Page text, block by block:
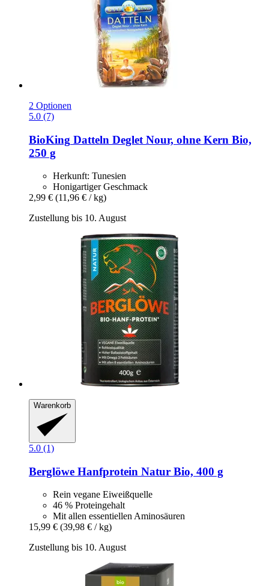
2 Optionen
5.0 (7)
BioKing Datteln Deglet Nour, ohne Kern Bio,
250 g
Herkunft: Tunesien
Honigartiger Geschmack
2,99 € (11,96 € / kg)
Zustellung bis 10. August
Warenkorb
5.0 (1)
Berglöwe Hanfprotein Natur Bio, 400 g
Rein vegane Eiweißquelle
46 % Proteingehalt
Mit allen essentiellen Aminosäuren
15,99 € (39,98 € / kg)
Zustellung bis 10. August